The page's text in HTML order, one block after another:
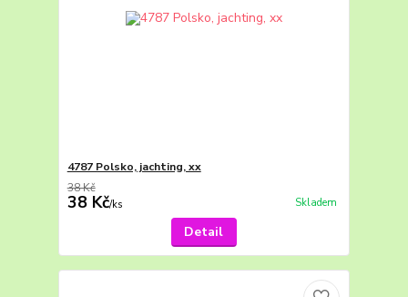
4787 Polsko, jachting, xx
38 Kč
38 Kč/ks Skladem
Detail